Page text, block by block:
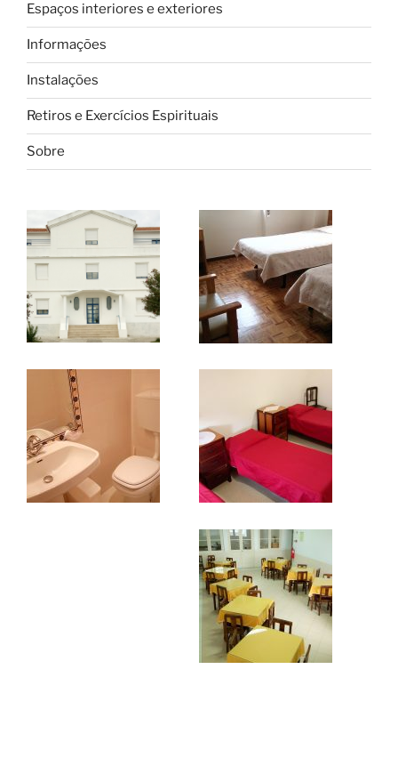
Espaços interiores e exteriores
Informações
Instalações
Retiros e Exercícios Espirituais
Sobre